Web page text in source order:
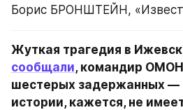
Борис БРОНШТЕЙН,
Жуткая трагедия в
сообщали, командир
шестерых задержанных —
истории, кажется, не